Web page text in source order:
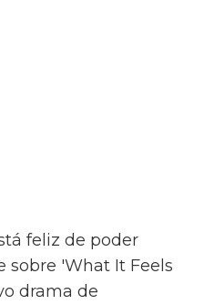
feliz de poder
sobre 'What It Feels
drama de